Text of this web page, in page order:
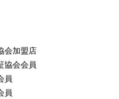
会加盟店
協会会員
員
員